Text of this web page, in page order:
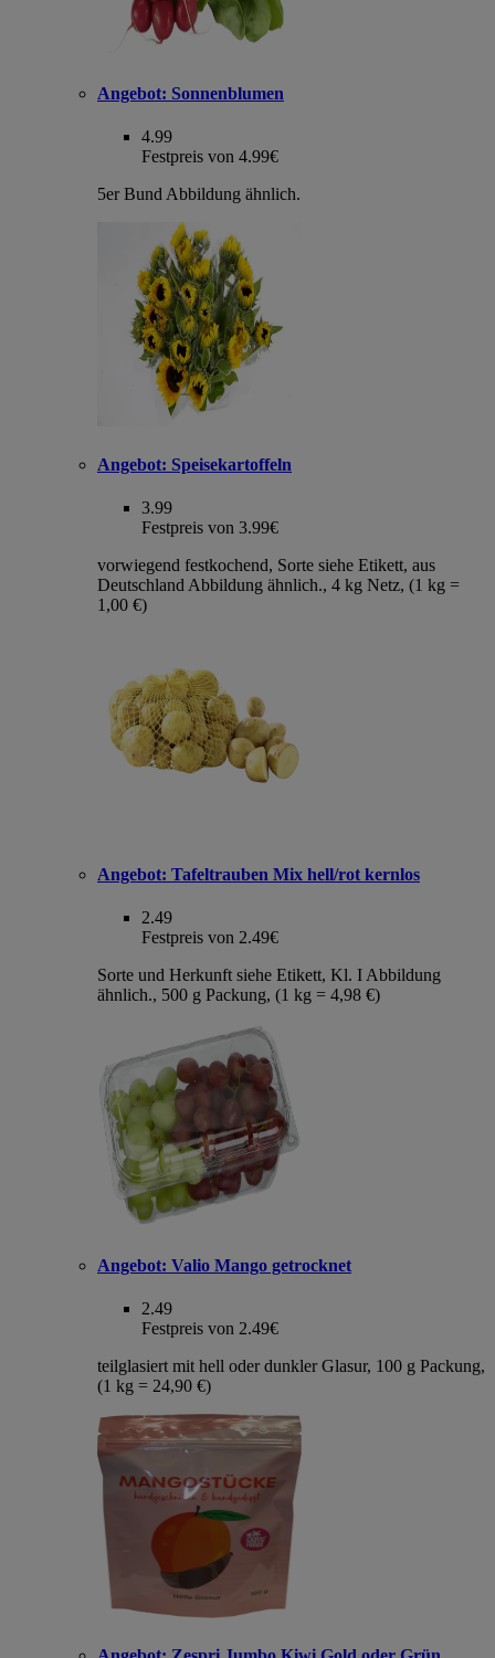
Angebot: Sonnenblumen
4.99
Festpreis von 4.99€
5er Bund Abbildung ähnlich.
Angebot: Speisekartoffeln
3.99
Festpreis von 3.99€
vorwiegend festkochend, Sorte siehe Etikett, aus
Deutschland Abbildung ähnlich., 4 kg Netz, (1 kg =
1,00 €)
Angebot: Tafeltrauben Mix hell/rot kernlos
2.49
Festpreis von 2.49€
Sorte und Herkunft siehe Etikett, Kl. I Abbildung
ähnlich., 500 g Packung, (1 kg = 4,98 €)
Angebot: Valio Mango getrocknet
2.49
Festpreis von 2.49€
teilglasiert mit hell oder dunkler Glasur, 100 g Packung,
(1 kg = 24,90 €)